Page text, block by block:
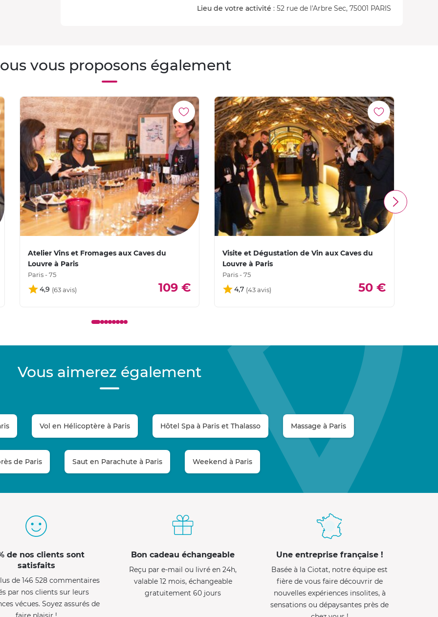
Lieu de votre activité : 52 rue de l'Arbre Sec, 75001 PARIS
vous proposons également
Atelier Vins et Fromages aux Caves du
Louvre à Paris
Paris - 75
4,9 109 €
Visite et Dégustation de Vin aux Caves du
Louvre à Paris
Paris - 75
4,7 50 €
Vous aimerez également
Vol en Hélicoptère à Paris Hôtel Spa à Paris et Thalasso Massage à Paris
de Paris Saut en Parachute à Paris Weekend à Paris
de nos clients sont
satisfaits
de 146 528 commentaires
par nos clients sur leurs
vécues. Soyez assurés de
Bon cadeau échangeable
Reçu par e-mail ou livré en 24h,
valable 12 mois, échangeable
gratuitement 60 jours
Une entreprise française !
Basée à la Ciotat, notre équipe est
fière de vous faire découvrir de
nouvelles expériences insolites, à
sensations ou dépaysantes près de